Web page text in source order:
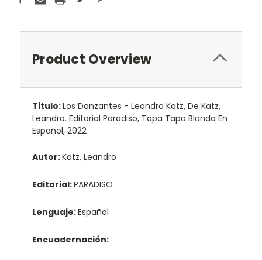
Product Overview
Titulo:Los Danzantes - Leandro Katz, De Katz,
Leandro. Editorial Paradiso, Tapa Tapa Blanda En
Español, 2022
Autor:Katz, Leandro
Editorial:PARADISO
Lenguaje:Español
Encuadernación: